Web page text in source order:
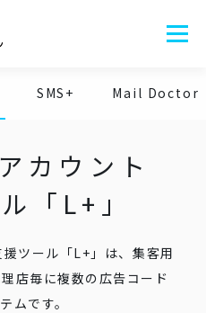
メニュ
採用情報 お問い合わせ
SMS+ Mail Doctor
カウント
「L+」
ツール「L+」は、集客用
店毎に複数の広告コード
ムです。